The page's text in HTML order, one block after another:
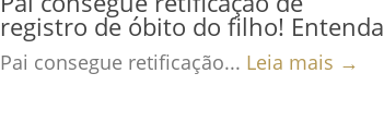
registro de óbito do filho! Entenda
Pai consegue retificação... Leia mais →